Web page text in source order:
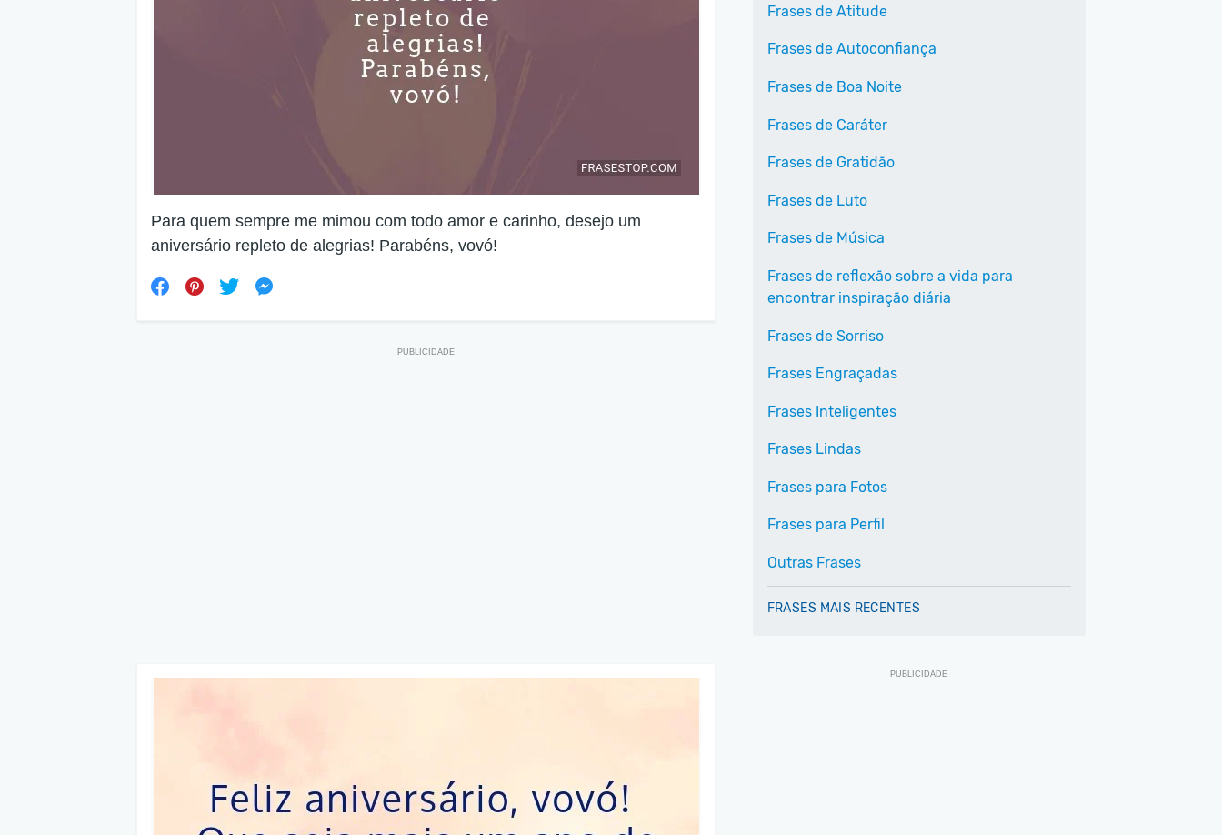
Para quem sempre me mimou com todo amor e carinho, desejo um
aniversário repleto de alegrias! Parabéns, vovó!
Frases de Atitude
Frases de Autoconfiança
Frases de Boa Noite
Frases de Caráter
Frases de Gratidão
Frases de Luto
Frases de Música
Frases de reflexão sobre a vida para
encontrar inspiração diária
Frases de Sorriso
Frases Engraçadas
Frases Inteligentes
Frases Lindas
Frases para Fotos
Frases para Perfil
Outras Frases
FRASES MAIS RECENTES